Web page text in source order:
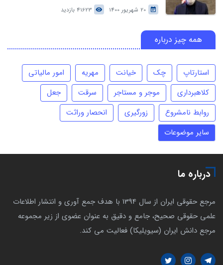
20 شهریور 1400 41623 بازدید
همه چیز درباره
استارتاپ چک خیانت مهریه
امور مالیاتی
کلاهبرداری
موجر و مستاجر سرقت
جعل
روابط نامشروع
زورگیری
انحصار وراثت
سایر موضوعات
درباره ما
مرجع حقوقی ایران از سال 1394 با هدف جمع آوری و انتشار اطلاعات
علمی حقوقی صحیح، جامع و دقیق به عنوان عضوی از زیر مجموعه
مرجع دانش ایران (سیویلیکا) فعالیت می کند.